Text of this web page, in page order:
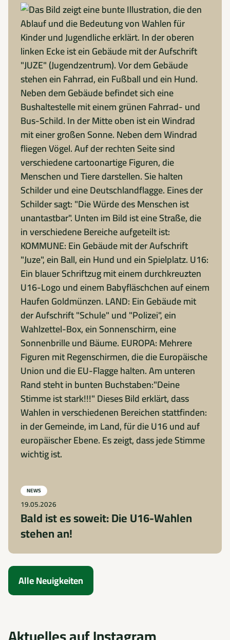
NEWS
19.05.2026
Bald ist es soweit: Die U16-Wahlen
stehen an!
Alle Neuigkeiten